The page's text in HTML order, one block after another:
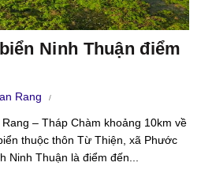
Ninh Thuận điểm
Rang
– Tháp Chàm khoảng 10km về
thuộc thôn Từ Thiện, xã Phước
Ninh Thuận là điểm đến...